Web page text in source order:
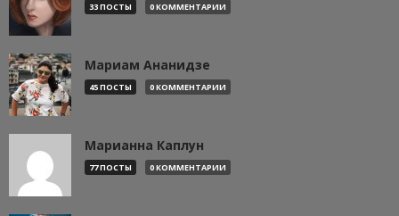
33 ПОСТЫ 0 КОММЕНТАРИИ
Мариам Ананидзе
45 ПОСТЫ 0 КОММЕНТАРИИ
Марианна Каплун
77 ПОСТЫ 0 КОММЕНТАРИИ